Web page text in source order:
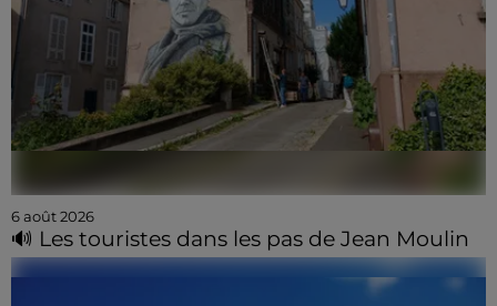
6 août 2026
🔊 Les touristes dans les pas de Jean Moulin